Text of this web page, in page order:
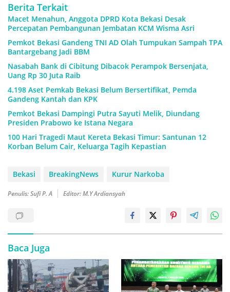
Berita Terkait
Macet Menahun, Anggota DPRD Kota Bekasi Desak
Percepatan Pembangunan Jembatan KCM Wisma Asri
Pemkot Bekasi Gandeng TNI AD Olah Tumpukan Sampah TPA
Bantargebang Jadi BBM
Nasabah Bank di Cibitung Dibacok Perampok Bersenjata,
Uang Rp 30 Juta Raib
4.198 Aset Pemkab Bekasi Belum Bersertifikat, Pemda
Gandeng Kantah dan KPK
Pemkot Bekasi Dampingi Putra Sayuti Melik, Diundang
Presiden Prabowo ke Istana Negara
100 Hari Tragedi Maut Kereta Bekasi Timur: Santunan 12
Korban Belum Cair, Keluarga Tagih Kepastian
Bekasi BreakingNews Kurur Narkoba
Penulis: Sufi P. A Editor: M.Y Ardiansyah
Baca Juga